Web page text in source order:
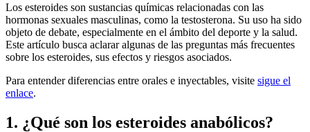
Los esteroides son sustancias químicas relacionadas con las
hormonas sexuales masculinas, como la testosterona. Su uso ha sido
objeto de debate, especialmente en el ámbito del deporte y la salud.
Este artículo busca aclarar algunas de las preguntas más frecuentes
sobre los esteroides, sus efectos y riesgos asociados.
Para entender diferencias entre orales e inyectables, visite sigue el
enlace.
1. ¿Qué son los esteroides anabólicos?